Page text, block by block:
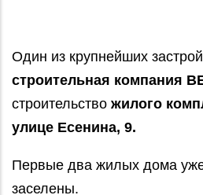
Один из крупнейших
строительная компания
строительство жилого
улице Есенина, 9.
Первые два жилых дома
заселены.